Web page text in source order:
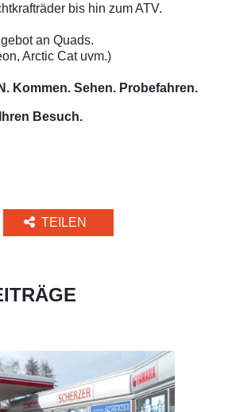
bis hin zum ATV.
an Quads.
Arctic Cat uvm.)
Kommen. Sehen. Probefahren.
Besuch.
TEILEN